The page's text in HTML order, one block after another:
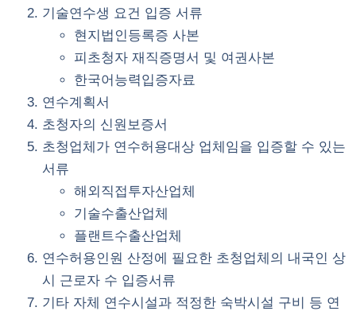
기술연수생 요건 입증 서류
현지법인등록증 사본
피초청자 재직증명서 및 여권사본
한국어능력입증자료
연수계획서
초청자의 신원보증서
초청업체가 연수허용대상 업체임을 입증할 수 있는
서류
해외직접투자산업체
기술수출산업체
플랜트수출산업체
연수허용인원 산정에 필요한 초청업체의 내국인 상
시 근로자 수 입증서류
기타 자체 연수시설과 적정한 숙박시설 구비 등 연